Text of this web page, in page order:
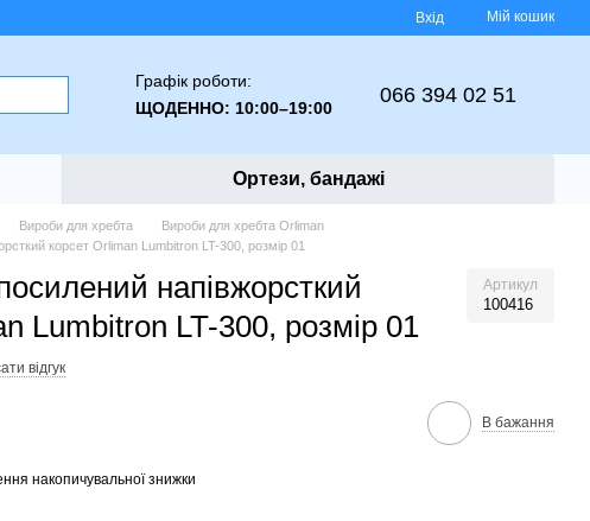
Вхід Мій кошик
Графік роботи:
ЩОДЕННО: 10:00–19:00
066 394 02 51
Ортези, бандажі
Вироби для хребта
Вироби для хребта Orliman
корсет Orliman Lumbitron LT-300, розмір 01
напівжорсткий
Lumbitron LT-300, розмір 01
Артикул
100416
відгук
В бажання
накопичувальної знижки